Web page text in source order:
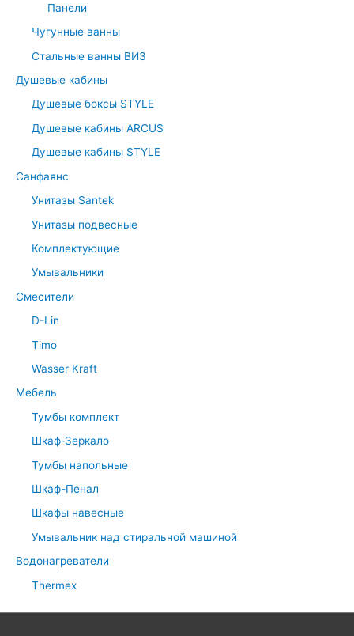
Панели
Чугунные ванны
Стальные ванны ВИЗ
Душевые кабины
Душевые боксы STYLE
Душевые кабины ARCUS
Душевые кабины STYLE
Санфаянс
Унитазы Santek
Унитазы подвесные
Комплектующие
Умывальники
Смесители
D-Lin
Timo
Wasser Kraft
Мебель
Тумбы комплект
Шкаф-Зеркало
Тумбы напольные
Шкаф-Пенал
Шкафы навесные
Умывальник над стиральной машиной
Водонагреватели
Thermex